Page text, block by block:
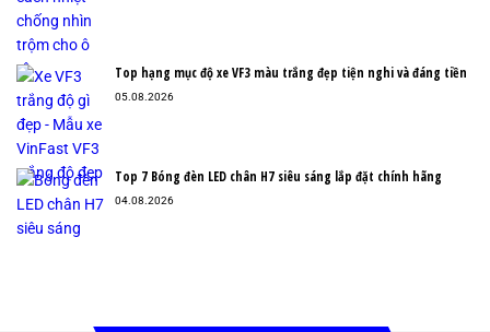
Top hạng mục độ xe VF3 màu trắng đẹp tiện nghi và đáng tiền
05.08.2026
Top 7 Bóng đèn LED chân H7 siêu sáng lắp đặt chính hãng
04.08.2026